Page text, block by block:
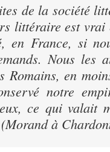
de la société
littéraire est
en France, si
Nous les
Romains, en
notre
ce qui valait
(Morand à